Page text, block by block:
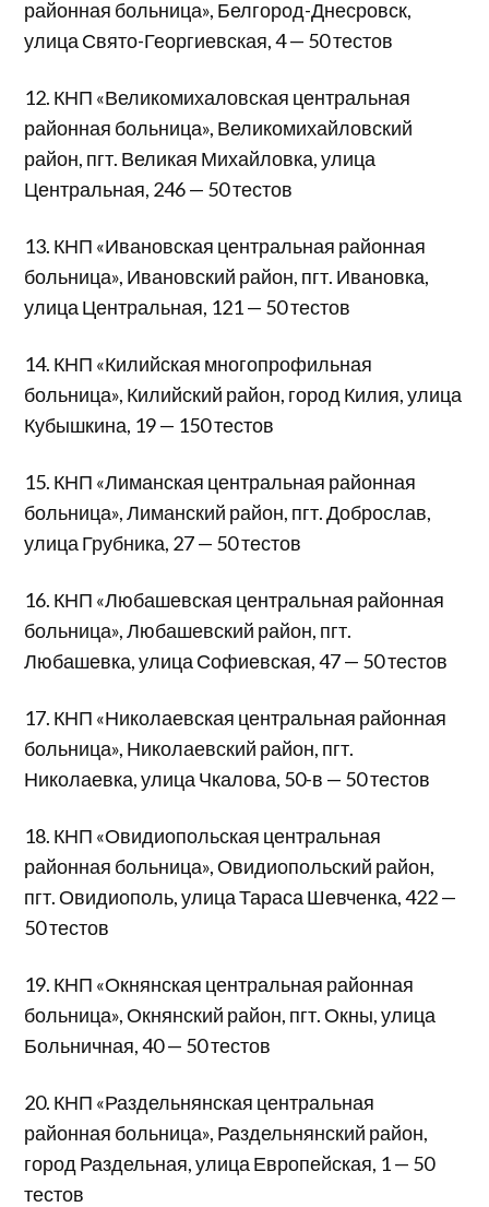
районная больница», Белгород-Днесровск,
улица Свято-Георгиевская, 4 — 50 тестов
12. КНП «Великомихаловская центральная
районная больница», Великомихайловский
район, пгт. Великая Михайловка, улица
Центральная, 246 — 50 тестов
13. КНП «Ивановская центральная районная
больница», Ивановский район, пгт. Ивановка,
улица Центральная, 121 — 50 тестов
14. КНП «Килийская многопрофильная
больница», Килийский район, город Килия, улица
Кубышкина, 19 — 150 тестов
15. КНП «Лиманская центральная районная
больница», Лиманский район, пгт. Доброслав,
улица Грубника, 27 — 50 тестов
16. КНП «Любашевская центральная районная
больница», Любашевский район, пгт.
Любашевка, улица Софиевская, 47 — 50 тестов
17. КНП «Николаевская центральная районная
больница», Николаевский район, пгт.
Николаевка, улица Чкалова, 50-в — 50 тестов
18. КНП «Овидиопольская центральная
районная больница», Овидиопольский район,
пгт. Овидиополь, улица Тараса Шевченка, 422 —
50 тестов
19. КНП «Окнянская центральная районная
больница», Окнянский район, пгт. Окны, улица
Больничная, 40 — 50 тестов
20. КНП «Раздельнянская центральная
районная больница», Раздельнянский район,
город Раздельная, улица Европейская, 1 — 50
тестов